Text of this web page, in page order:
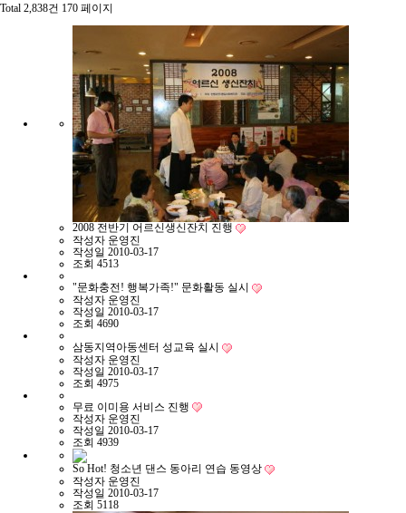
Total 2,838건 170 페이지
2008 전반기 어르신생신잔치 진행
작성자 운영진
작성일 2010-03-17
조회 4513
"문화충전! 행복가족!" 문화활동 실시
작성자 운영진
작성일 2010-03-17
조회 4690
삼동지역아동센터 성교육 실시
작성자 운영진
작성일 2010-03-17
조회 4975
무료 이미용 서비스 진행
작성자 운영진
작성일 2010-03-17
조회 4939
So Hot! 청소년 댄스 동아리 연습 동영상
작성자 운영진
작성일 2010-03-17
조회 5118